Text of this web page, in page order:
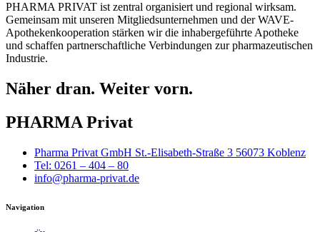
PHARMA PRIVAT ist zentral organisiert und regional wirksam.
Gemeinsam mit unseren Mitgliedsunternehmen und der WAVE-
Apothekenkooperation stärken wir die inhabergeführte Apotheke
und schaffen partnerschaftliche Verbindungen zur pharmazeutischen
Industrie.
Näher dran. Weiter vorn.
PHARMA Privat
Pharma Privat GmbH St.-Elisabeth-Straße 3 56073 Koblenz
Tel: 0261 – 404 – 80
info@pharma-privat.de
Navigation